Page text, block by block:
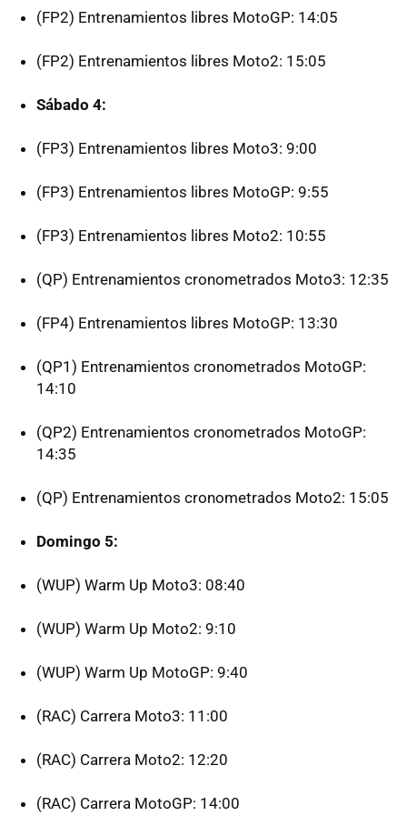
(FP2) Entrenamientos libres MotoGP: 14:05
(FP2) Entrenamientos libres Moto2: 15:05
Sábado 4:
(FP3) Entrenamientos libres Moto3: 9:00
(FP3) Entrenamientos libres MotoGP: 9:55
(FP3) Entrenamientos libres Moto2: 10:55
(QP) Entrenamientos cronometrados Moto3: 12:35
(FP4) Entrenamientos libres MotoGP: 13:30
(QP1) Entrenamientos cronometrados MotoGP:
14:10
(QP2) Entrenamientos cronometrados MotoGP:
14:35
(QP) Entrenamientos cronometrados Moto2: 15:05
Domingo 5:
(WUP) Warm Up Moto3: 08:40
(WUP) Warm Up Moto2: 9:10
(WUP) Warm Up MotoGP: 9:40
(RAC) Carrera Moto3: 11:00
(RAC) Carrera Moto2: 12:20
(RAC) Carrera MotoGP: 14:00